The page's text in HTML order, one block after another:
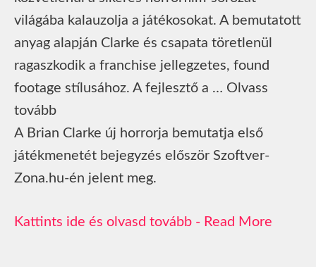
világába kalauzolja a játékosokat. A bemutatott
anyag alapján Clarke és csapata töretlenül
ragaszkodik a franchise jellegzetes, found
footage stílusához. A fejlesztő a … Olvass
tovább
A Brian Clarke új horrorja bemutatja első
játékmenetét bejegyzés először Szoftver-
Zona.hu-én jelent meg.
Read More